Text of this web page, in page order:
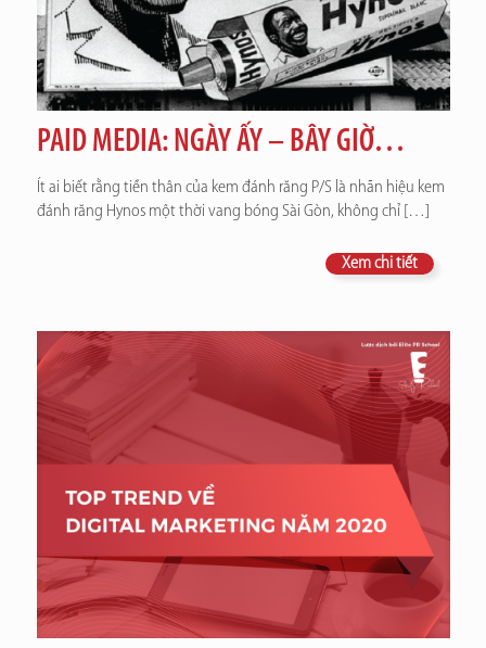
PAID MEDIA: NGÀY ẤY – BÂY GIỜ…
Ít ai biết rằng tiền thân của kem đánh răng P/S là nhãn hiệu kem
đánh răng Hynos một thời vang bóng Sài Gòn, không chỉ[…]
Xem chi tiết